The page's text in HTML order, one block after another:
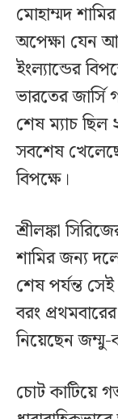
মোহাম্মদ
অপেক্ষা যেন
ইংল্যান্ডের
ভারতের জার্সি
শেষ ম্যাচ
সবশেষ
বিপক্ষে।
শ্রীলঙ্কা
শামির জন্য
শেষ পর্যন্ত
বরং
নিয়েছেন
চোট কাটিয়ে